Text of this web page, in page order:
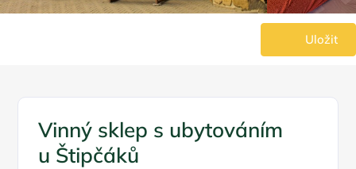
Uložit
Vinný sklep s ubytováním
u Štipčáků